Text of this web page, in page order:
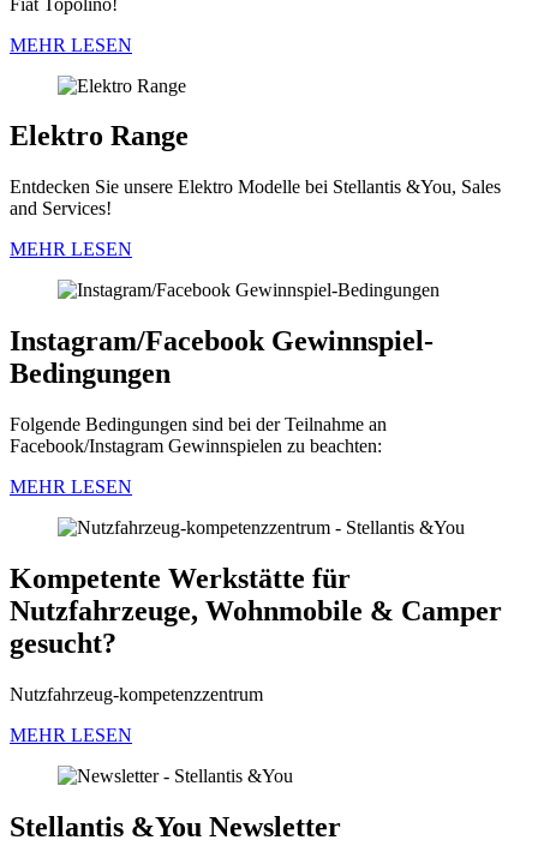
MEHR LESEN
Elektro Range
Entdecken Sie unsere Elektro Modelle bei Stellantis &You, Sales
and Services!
MEHR LESEN
Instagram/Facebook Gewinnspiel-
Bedingungen
Folgende Bedingungen sind bei der Teilnahme an
Facebook/Instagram Gewinnspielen zu beachten:
MEHR LESEN
Kompetente Werkstätte für
Nutzfahrzeuge, Wohnmobile & Camper
gesucht?
Nutzfahrzeug-kompetenzzentrum
MEHR LESEN
Stellantis &You Newsletter